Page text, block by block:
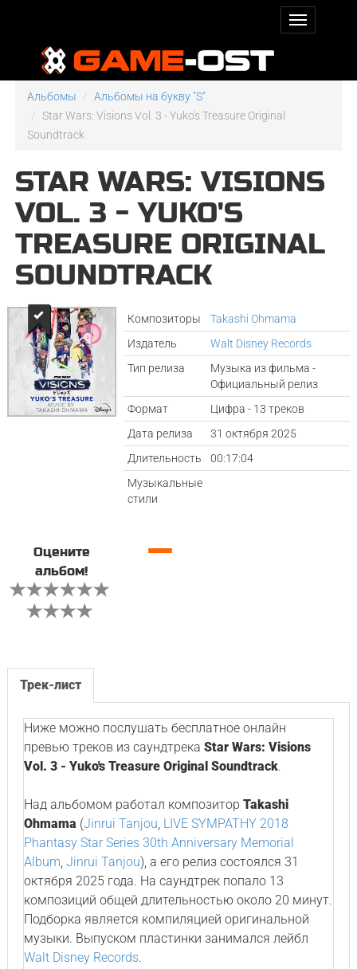
Альбомы
Альбомы на букву "S"
Star Wars: Visions Vol. 3 - Yuko's Treasure Original
Soundtrack
STAR WARS: VISIONS
VOL. 3 - YUKO'S
TREASURE ORIGINAL
SOUNDTRACK
Композиторы
Takashi Ohmama
Издатель
Walt Disney Records
Тип релиза
Музыка из фильма -
Официальный релиз
Формат
Цифра - 13 треков
Дата релиза
31 октября 2025
Длительность
00:17:04
Музыкальные
стили
Оцените
альбом!
—
Трек-лист
Ниже можно послушать бесплатное онлайн
превью треков из саундтрека Star Wars: Visions
Vol. 3 - Yuko's Treasure Original Soundtrack.
Над альбомом работал композитор Takashi
Ohmama (Jinrui Tanjou, LIVE SYMPATHY 2018
Phantasy Star Series 30th Anniversary Memorial
Album, Jinrui Tanjou), а его релиз состоялся 31
октября 2025 года. На саундтрек попало 13
композиций общей длительностью около 20 минут.
Подборка является компиляцией оригинальной
музыки. Выпуском пластинки занимался лейбл
Walt Disney Records.